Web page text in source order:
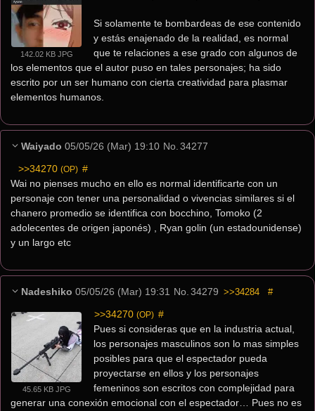
142.02 KB JPG
Si solamente te bombardeas de ese contenido
y estás enajenado de la realidad, es normal
que te relaciones a ese grado con algunos de
los elementos que el autor puso en tales personajes; ha sido
escrito por un ser humano con cierta creatividad para plasmar
elementos humanos.
Waiyado 05/05/26 (Mar) 19:10 No. 34277
>>34270 (OP) #
Wai no pienses mucho en ello es normal identificarte con un
personaje con tener una personalidad o vivencias similares si el
chanero promedio se identifica con bocchino, Tomoko (2
adolecentes de origen japonés) , Ryan golin (un estadounidense)
y un largo etc
Nadeshiko 05/05/26 (Mar) 19:31 No. 34279 >>34284 #
45.65 KB JPG
>>34270 (OP) #
Pues si consideras que en la industria actual,
los personajes masculinos son lo mas simples
posibles para que el espectador pueda
proyectarse en ellos y los personajes
femeninos son escritos con complejidad para
generar una conexión emocional con el espectador… Pues no es